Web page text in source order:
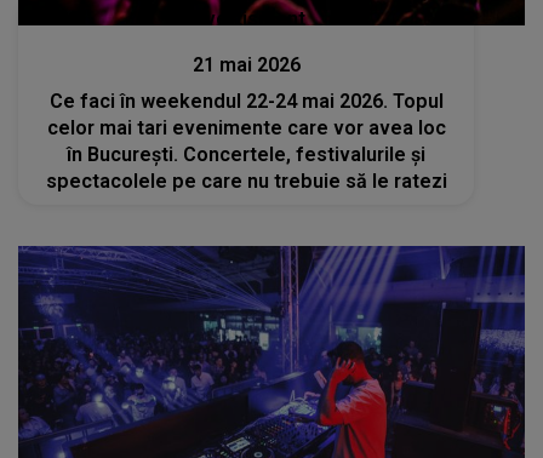
Divertisment
21 mai 2026
Ce faci în weekendul 22-24 mai 2026. Topul
celor mai tari evenimente care vor avea loc
în București. Concertele, festivalurile și
spectacolele pe care nu trebuie să le ratezi